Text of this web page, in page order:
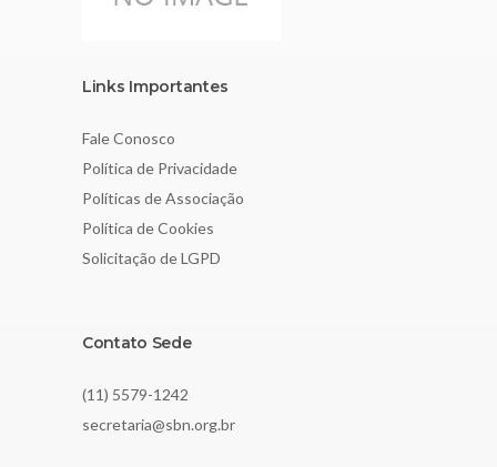
Links Importantes
Fale Conosco
Política de Privacidade
Políticas de Associação
Política de Cookies
Solicitação de LGPD
Contato Sede
(11) 5579-1242
secretaria@sbn.org.br